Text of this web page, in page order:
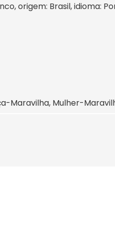
origem: Brasil, idioma:
Maravilha, Mulher-